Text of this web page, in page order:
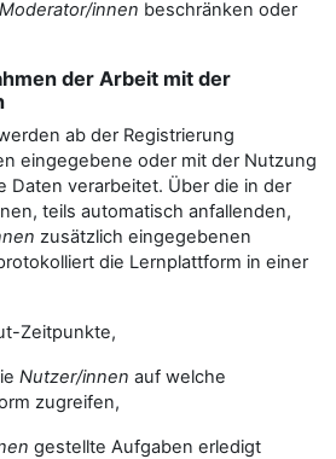
Moderator/innen beschränken oder
der Arbeit mit der
ab der Registrierung
eingegebene oder mit der Nutzung
Daten verarbeitet. Über die in der
teils automatisch anfallenden,
zusätzlich eingegebenen
die Lernplattform in einer
Zeitpunkte,
Nutzer/innen auf welche
zugreifen,
gestellte Aufgaben erledigt